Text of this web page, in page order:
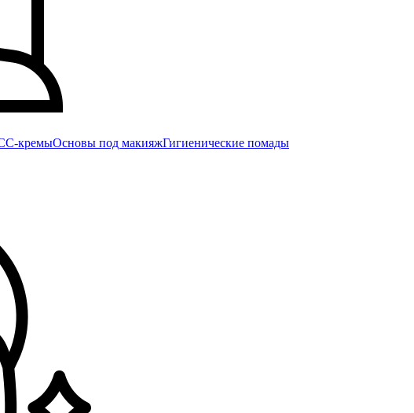
кремыОсновы под макияжГигиенические помады